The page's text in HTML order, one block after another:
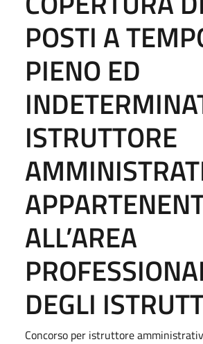
POSTI A
PIENO ED
ISTRUTTORE
ALL’AREA
DEGLI
Concorso per istruttore